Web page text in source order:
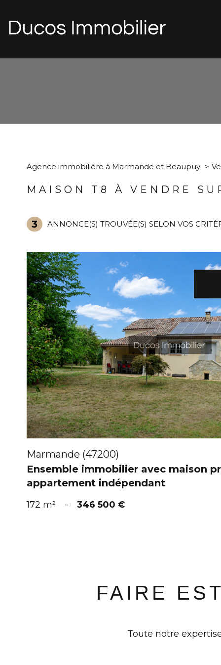
Agence immobilière à Marmande et Beaupuy
MAISON T8 À VENDRE
3 ANNONCE(S) TROUVÉE(S) SELON VOS
VOIR
Marmande (47200)
Ensemble immobilier avec maison
appartement indépendant
172 m² - 346 500 €
FAIRE
Toute notre